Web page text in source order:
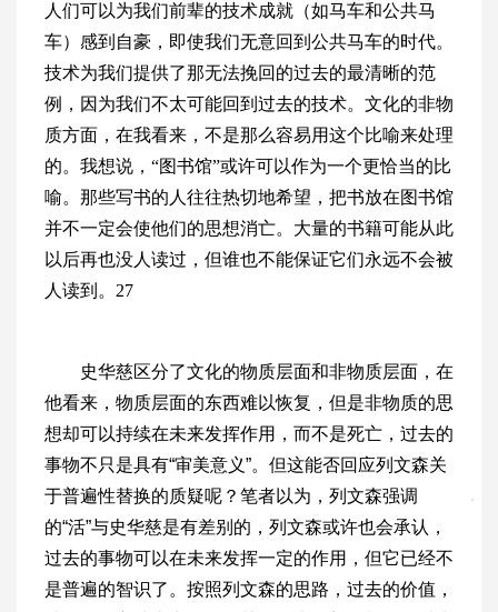
人们可以为我们前辈的技术成就（如马车和公共马
车）感到自豪，即使我们无意回到公共马车的时代。
技术为我们提供了那无法挽回的过去的最清晰的范
例，因为我们不太可能回到过去的技术。文化的非物
质方面，在我看来，不是那么容易用这个比喻来处理
的。我想说，“图书馆”或许可以作为一个更恰当的比
喻。那些写书的人往往热切地希望，把书放在图书馆
并不一定会使他们的思想消亡。大量的书籍可能从此
以后再也没人读过，但谁也不能保证它们永远不会被
人读到。27
史华慈区分了文化的物质层面和非物质层面，在
他看来，物质层面的东西难以恢复，但是非物质的思
想却可以持续在未来发挥作用，而不是死亡，过去的
事物不只是具有“审美意义”。但这能否回应列文森关
于普遍性替换的质疑呢？笔者以为，列文森强调
的“活”与史华慈是有差别的，列文森或许也会承认，
过去的事物可以在未来发挥一定的作用，但它已经不
是普遍的智识了。按照列文森的思路，过去的价值，